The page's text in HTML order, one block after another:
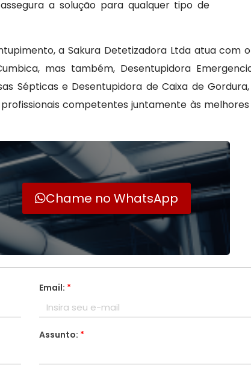
a solução para qualquer tipo de
a Sakura Detetizadora Ltda atua com
mas também, Desentupidora
Sépticas e Desentupidora de Caixa de
competentes juntamente às
Chame no WhatsApp
Email: *
Assunto: *